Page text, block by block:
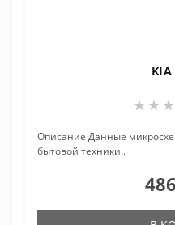
KIA
Описание Данные
бытовой техники..